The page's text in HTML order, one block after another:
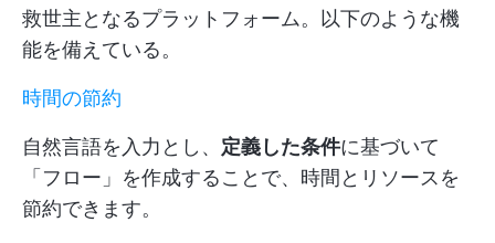
救世主となるプラットフォーム。以下のような機
能を備えている。
時間の節約
自然言語を入力とし、 定義した条件に基づいて
「フロー」を作成することで、時間とリソースを
節約できます。